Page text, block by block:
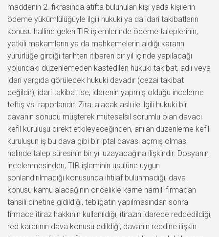
maddenin 2. fıkrasında atıfta bulunulan kişi yada kişilerin
ödeme yükümlülüğüyle ilgili hukuki ya da idari takibatların
konusu halline gelen TIR işlemlerinde ödeme taleplerinin,
yetkili makamların ya da mahkemelerin aldığı kararın
yürürlüğe girdiği tarihten itibaren bir yıl içinde yapılacağı
yolundaki düzenlemeden kastedilen hukuki takibat, adli veya
idari yargıda görülecek hukuki davadır (cezai takibat
değildir), idari takibat ise, idarenin yapmış olduğu inceleme
teftiş vs. raporlarıdır. Zira, alacak aslı ile ilgili hukuki bir
davanın sonucu müşterek müteselsil sorumlu olan davacı
kefil kuruluşu direkt etkileyeceğinden, anılan düzenleme kefil
kuruluşun iş bu dava gibi bir iptal davası açmış olması
halinde talep süresinin bir yıl uzayacağına ilişkindir. Dosyanın
incelenmesinden, TIR işleminin usulüne uygun
sonlandırılmadığı konusunda ihtilaf bulunmadığı, dava
konusu kamu alacağının öncelikle karne hamili firmadan
tahsili cihetine gidildiği, tebligatın yapılmasından sonra
firmaca itiraz hakkının kullanıldığı, itirazın idarece reddedildiği,
red kararının dava konusu edildiği, davanın reddine ilişkin